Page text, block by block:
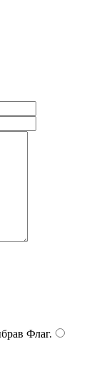
Флаг.